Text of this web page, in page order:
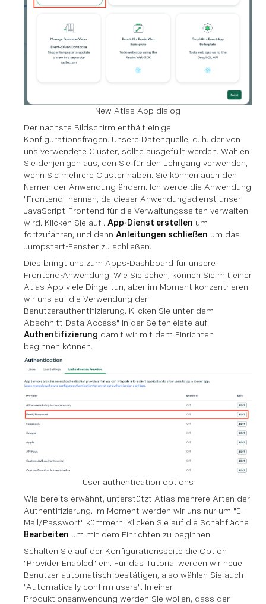
New Atlas App dialog
Der nächste Bildschirm enthält einige
Konfigurationsfragen. Unsere Datenquelle, d. h. der von
uns verwendete Cluster, sollte ausgefüllt werden. Wählen
Sie denjenigen aus, den Sie für den Lehrgang verwenden,
wenn Sie mehrere Cluster haben. Sie können auch den
Namen der Anwendung ändern. Ich werde die Anwendung
"Frontend" nennen, da dieser Anwendungsdienst unser
JavaScript-Frontend für die Verwaltungsseiten verwalten
wird. Klicken Sie auf . App-Dienst erstellen um
fortzufahren, und dann Anleitungen schließen um das
Jumpstart-Fenster zu schließen.
Dies bringt uns zum Apps-Dashboard für unsere
Frontend-Anwendung. Wie Sie sehen, können Sie mit einer
Atlas-App viele Dinge tun, aber im Moment konzentrieren
wir uns auf die Verwendung der
Benutzerauthentifizierung. Klicken Sie unter dem
Abschnitt Data Access" in der Seitenleiste auf
Authentifizierung damit wir mit dem Einrichten
beginnen können.
User authentication options
Wie bereits erwähnt, unterstützt Atlas mehrere Arten der
Authentifizierung. Im Moment werden wir uns nur um "E-
Mail/Passwort" kümmern. Klicken Sie auf die Schaltfläche
Bearbeiten um mit dem Einrichten zu beginnen.
Schalten Sie auf der Konfigurationsseite die Option
"Provider Enabled" ein. Für das Tutorial werden wir neue
Benutzer automatisch bestätigen, also wählen Sie auch
"Automatically confirm users". In einer
Produktionsanwendung werden Sie wollen, dass der